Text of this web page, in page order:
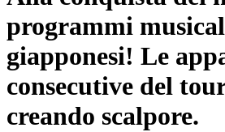
programmi
giapponesi! Le
consecutive del
creando scalpore.